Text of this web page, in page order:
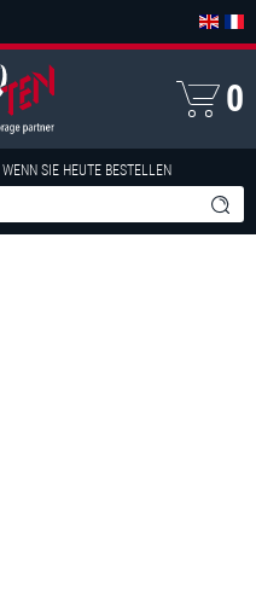
WENN SIE HEUTE BESTELLEN
0